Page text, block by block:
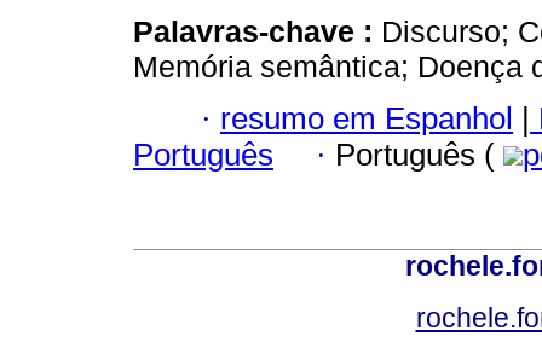
Palavras-chave : Discurso;
Memória semântica; Doença
· resumo em Espanhol |
Português
· Português (